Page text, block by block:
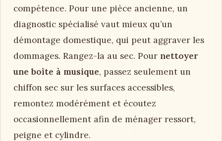
compétence. Pour une pièce ancienne, un
diagnostic spécialisé vaut mieux qu’un
démontage domestique, qui peut aggraver les
dommages. Rangez-la au sec. Pour nettoyer
une boîte à musique, passez seulement un
chiffon sec sur les surfaces accessibles,
remontez modérément et écoutez
occasionnellement afin de ménager ressort,
peigne et cylindre.